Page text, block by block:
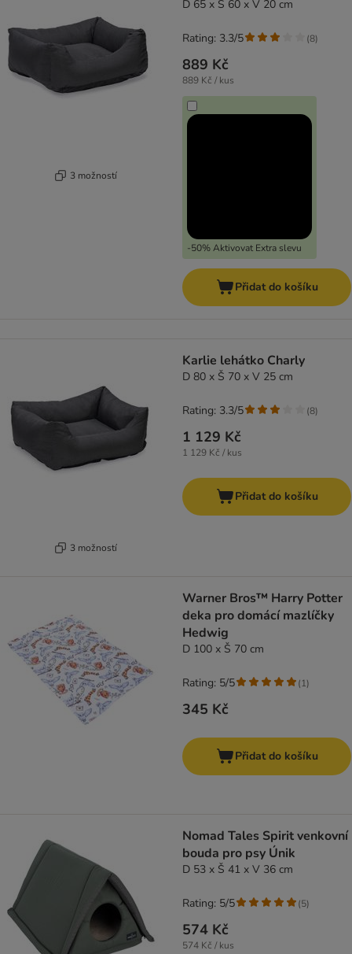
3 možností
D 65 x Š 60 x V 20 cm
889 Kč
889 Kč / kus
-50% Aktivovat Extra slevu
Rating: 3.3/5 (8)
Přidat do košíku
3 možností
Karlie lehátko Charly
D 80 x Š 70 x V 25 cm
1 129 Kč
1 129 Kč / kus
Rating: 3.3/5 (8)
Přidat do košíku
Warner Bros™ Harry Potter
deka pro domácí mazlíčky
Hedwig
D 100 x Š 70 cm
345 Kč
Rating: 5/5 (1)
Přidat do košíku
Nomad Tales Spirit venkovní
bouda pro psy Únik
D 53 x Š 41 x V 36 cm
574 Kč
574 Kč / kus
Rating: 5/5 (5)